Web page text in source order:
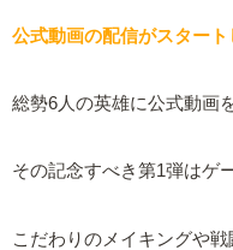
公式動画の配信がスタート
総勢6人の英雄に公式動画
その記念すべき第1弾はゲ
こだわりのメイキングや